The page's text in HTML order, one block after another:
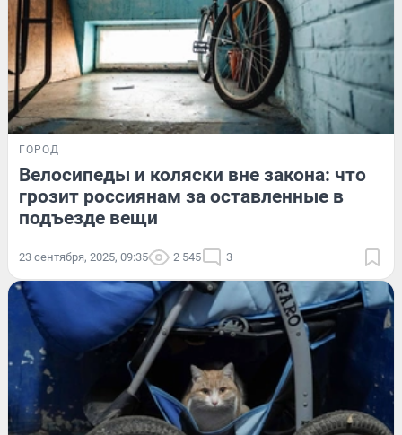
ГОРОД
Велосипеды и коляски вне закона: что
грозит россиянам за оставленные в
подъезде вещи
23 сентября, 2025, 09:35 2 545 3